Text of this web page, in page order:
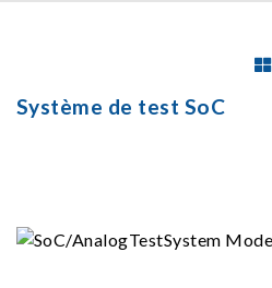
Système de test SoC